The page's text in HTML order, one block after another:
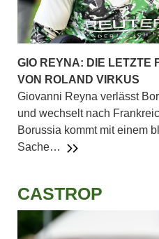
GIO REYNA: DIE LETZTE
VON ROLAND VIRKUS
Giovanni Reyna verlässt
und wechselt nach
Borussia kommt mit einem
Sache…
CASTROP